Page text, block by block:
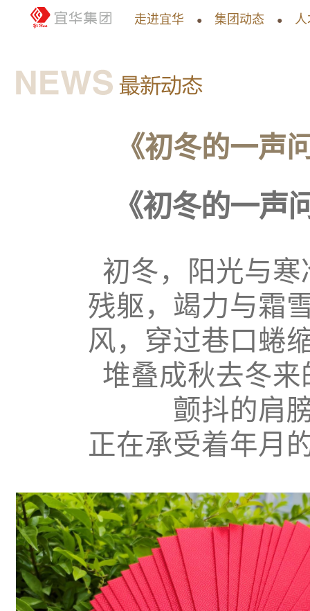
走进宜华 ● 集团动态 ●
《初冬的一声
《初冬的一声
初冬，阳光与寒
残躯，竭力与霜
风，穿过巷口蜷
堆叠成秋去冬来
颤抖的肩
正在承受着年月